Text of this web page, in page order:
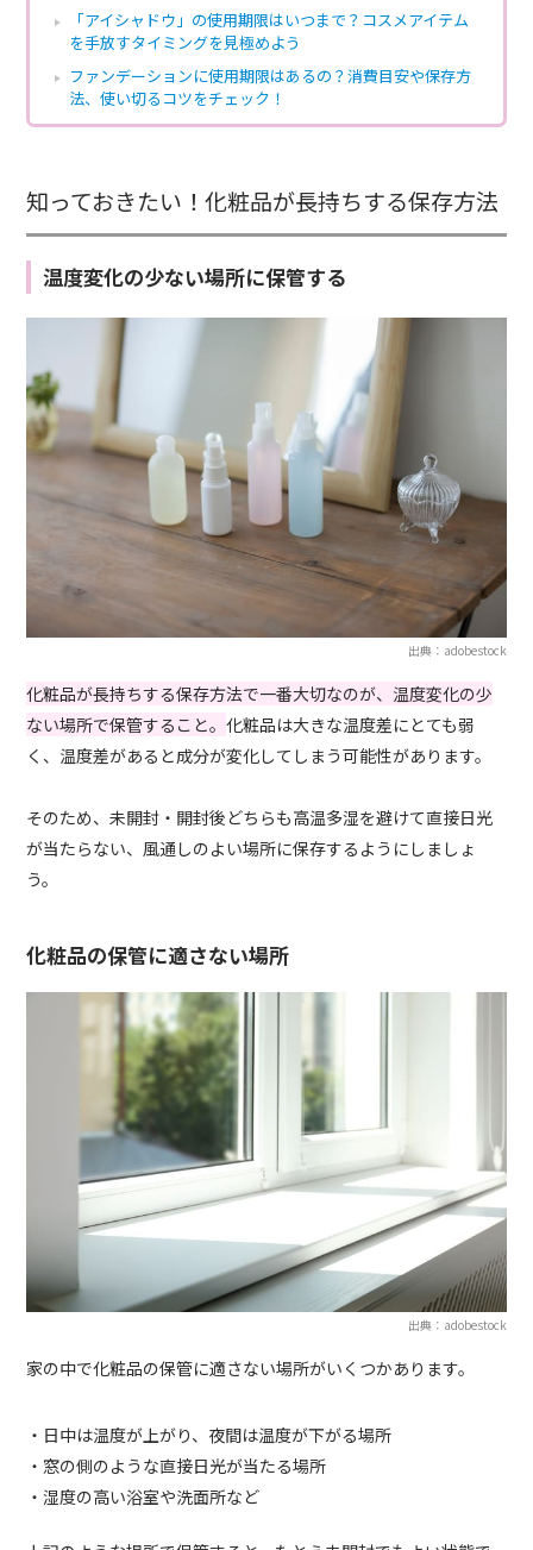
「アイシャドウ」の使用期限はいつまで？コスメアイテム
を手放すタイミングを見極めよう
ファンデーションに使用期限はあるの？消費目安や保存方
法、使い切るコツをチェック！
知っておきたい！化粧品が長持ちする保存方法
温度変化の少ない場所に保管する
出典：adobestock
化粧品が長持ちする保存方法で一番大切なのが、温度変化の少
ない場所で保管すること。化粧品は大きな温度差にとても弱
く、温度差があると成分が変化してしまう可能性があります。
そのため、未開封・開封後どちらも高温多湿を避けて直接日光
が当たらない、風通しのよい場所に保存するようにしましょ
う。
化粧品の保管に適さない場所
出典：adobestock
家の中で化粧品の保管に適さない場所がいくつかあります。
・日中は温度が上がり、夜間は温度が下がる場所
・窓の側のような直接日光が当たる場所
・湿度の高い浴室や洗面所など